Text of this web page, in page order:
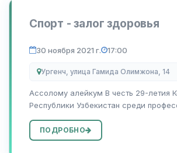
Спорт - залог здоровья
30 ноября 2021 г. 17:00
Ургенч, улица Гамида Олимжона, 14
Ассолому алейкум В честь 29-летия
Республики Узбекистан среди
волейболу и настольному теннису. 3
волейбол (женщины) 4 декабря в 9-00
ПОДРОБНО